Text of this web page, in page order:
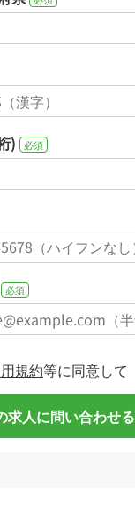
) 必須
必須
規約等に同意して
求人に問い合わせる